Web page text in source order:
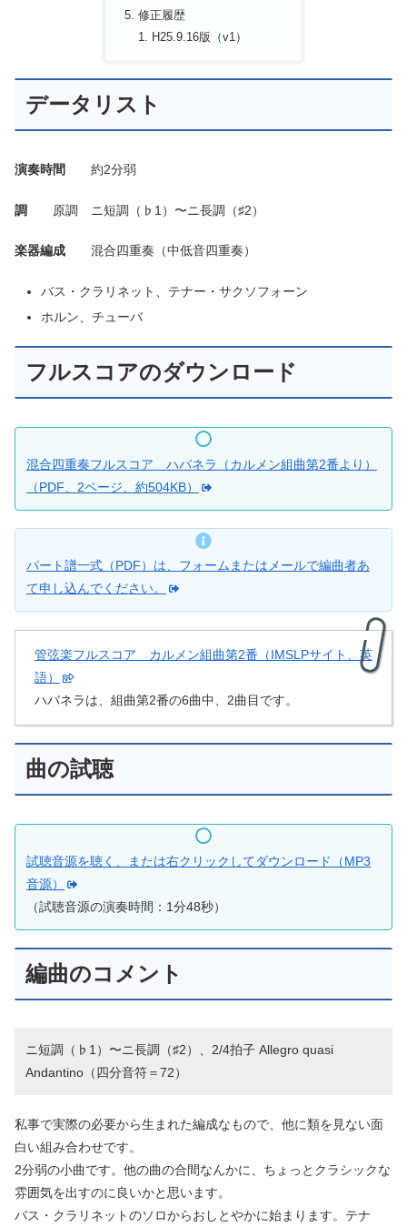
修正履歴
H25.9.16版（v1）
データリスト
演奏時間 約2分弱
調 原調 ニ短調（♭1）〜ニ長調（♯2）
楽器編成 混合四重奏（中低音四重奏）
バス・クラリネット、テナー・サクソフォーン
ホルン、チューバ
フルスコアのダウンロード
混合四重奏フルスコア ハバネラ（カルメン組曲第2番より）
（PDF、2ページ、約504KB）
パート譜一式（PDF）は、フォームまたはメールで編曲者あ
て申し込んでください。
管弦楽フルスコア カルメン組曲第2番（IMSLPサイト、英
語）
ハバネラは、組曲第2番の6曲中、2曲目です。
曲の試聴
試聴音源を聴く、または右クリックしてダウンロード（MP3
音源）
（試聴音源の演奏時間：1分48秒）
編曲のコメント
ニ短調（♭1）〜ニ長調（♯2）、2/4拍子 Allegro quasi
Andantino（四分音符＝72）
私事で実際の必要から生まれた編成なもので、他に類を見ない面
白い組み合わせです。
2分弱の小曲です。他の曲の合間なんかに、ちょっとクラシックな
雰囲気を出すのに良いかと思います。
バス・クラリネットのソロからおしとやかに始まります。テナ